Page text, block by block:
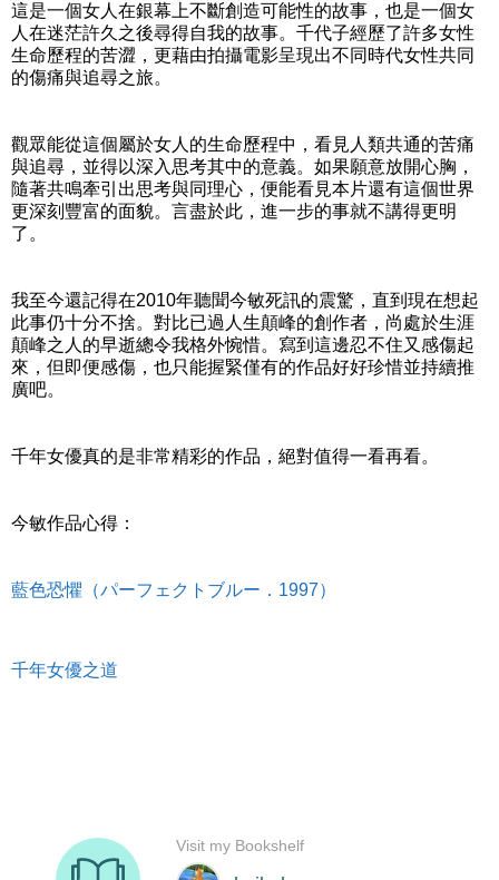
這是一個女人在銀幕上不斷創造可能性的故事，也是一個女
人在迷茫許久之後尋得自我的故事。千代子經歷了許多女性
生命歷程的苦澀，更藉由拍攝電影呈現出不同時代女性共同
的傷痛與追尋之旅。
觀眾能從這個屬於女人的生命歷程中，看見人類共通的苦痛
與追尋，並得以深入思考其中的意義。如果願意放開心胸，
隨著共鳴牽引出思考與同理心，便能看見本片還有這個世界
更深刻豐富的面貌。言盡於此，進一步的事就不講得更明
了。
我至今還記得在2010年聽聞今敏死訊的震驚，直到現在想起
此事仍十分不捨。對比已過人生顛峰的創作者，尚處於生涯
顛峰之人的早逝總令我格外惋惜。寫到這邊忍不住又感傷起
來，但即便感傷，也只能握緊僅有的作品好好珍惜並持續推
廣吧。
千年女優真的是非常精彩的作品，絕對值得一看再看。
今敏作品心得：
藍色恐懼（パーフェクトブルー．1997）
千年女優之道